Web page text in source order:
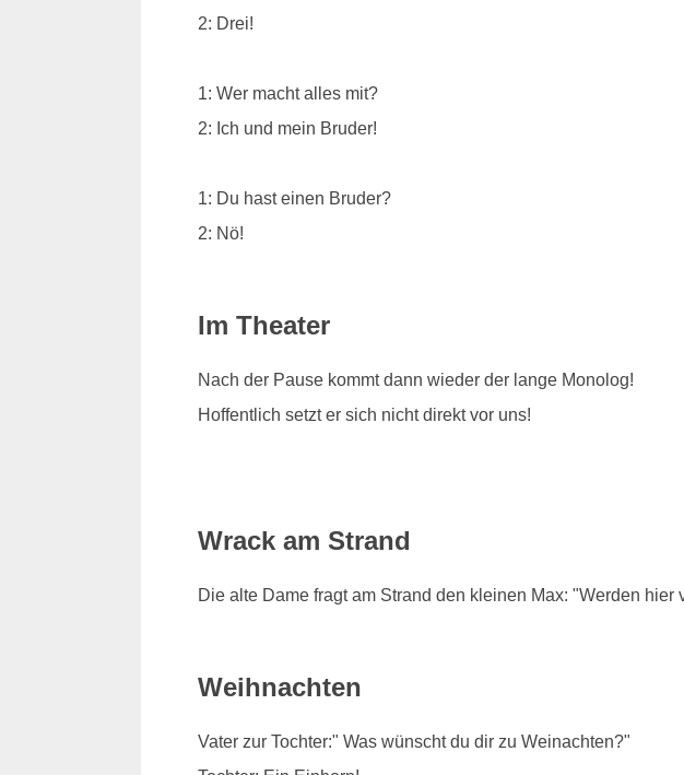
2: Drei!
1: Wer macht alles mit?
2: Ich und mein Bruder!
1: Du hast einen Bruder?
2: Nö!
Im Theater
Nach der Pause kommt dann wieder der lange Monolog!
Hoffentlich setzt er sich nicht direkt vor uns!
Wrack am Strand
Die alte Dame fragt am Strand den kleinen Max: "Werden
Weihnachten
Vater zur Tochter:" Was wünscht du dir zu Weinachten?"